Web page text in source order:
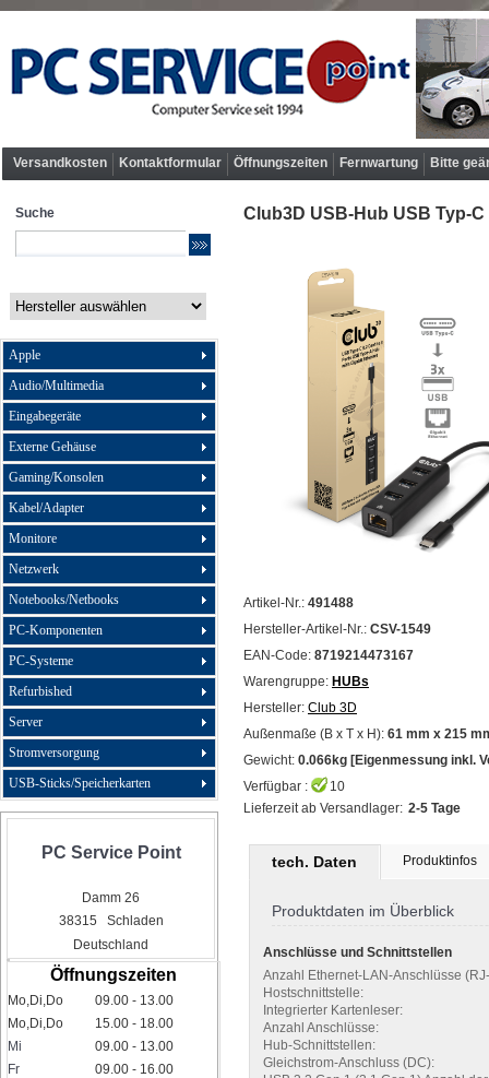
Versandkosten Kontaktformular Öffnungszeiten Fernwartung Bitte
Suche
Apple
Audio/Multimedia
Eingabegeräte
Externe Gehäuse
Gaming/Konsolen
Kabel/Adapter
Monitore
Netzwerk
Notebooks/Netbooks
PC-Komponenten
PC-Systeme
Refurbished
Server
Stromversorgung
USB-Sticks/Speicherkarten
PC Service Point
Damm 26
38315 Schladen
Deutschland
Öffnungszeiten
Mo,Di,Do
09.00 - 13.00
Mo,Di,Do
15.00 - 18.00
Mi
09.00 - 13.00
Fr
09.00 - 16.00
Club3D USB-Hub USB Typ-
Artikel-Nr.: 491488
Hersteller-Artikel-Nr.: CSV-1549
EAN-Code: 8719214473167
Warengruppe: HUBs
Hersteller: Club 3D
Außenmaße (B x T x H): 61 mm x 215
Gewicht: 0.066kg [Eigenmessung inkl.
Verfügbar :
10
Lieferzeit ab Versandlager: 2-5 Tage
tech. Daten Produktinfos
Produktdaten im Überblick
Anschlüsse und Schnittstellen
Anzahl Ethernet-LAN-Anschlüsse
Hostschnittstelle:
Integrierter Kartenleser:
Anzahl Anschlüsse:
Hub-Schnittstellen:
Gleichstrom-Anschluss (DC):